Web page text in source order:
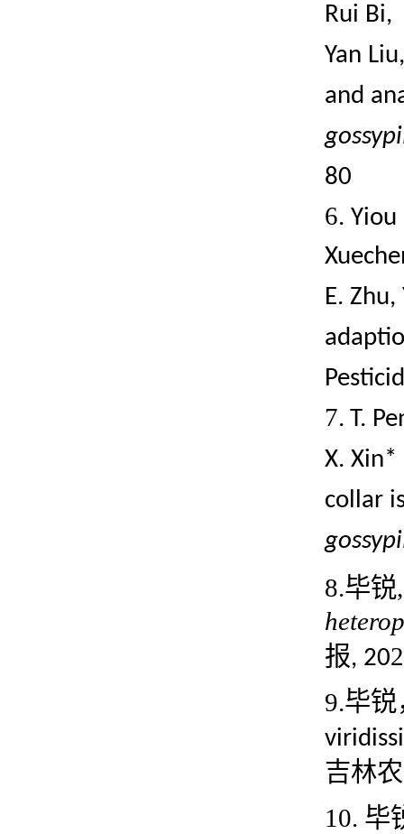
Rui Bi,
Yan
and
80
6. Yiou
E.
7. T.
X. Xin*
collar
8.毕锐
报, 20
9.毕锐
吉林
10. 毕